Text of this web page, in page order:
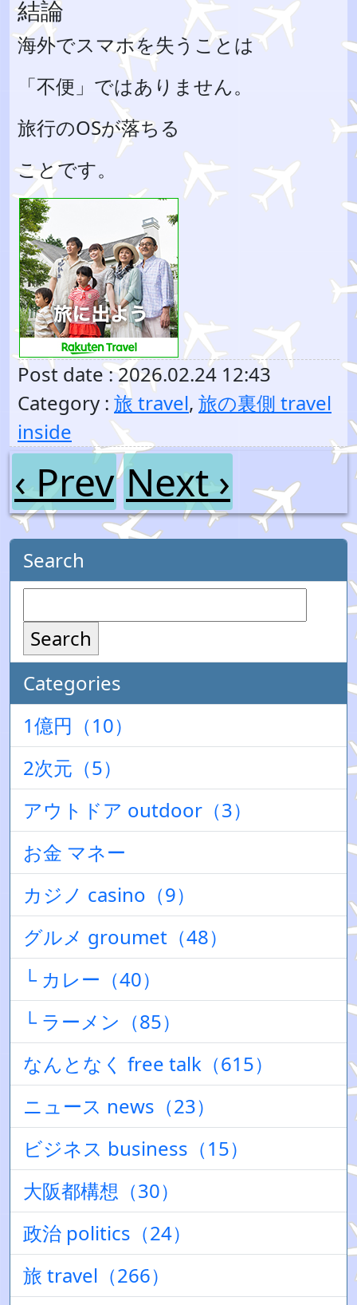
結論
海外でスマホを失うことは
「不便」ではありません。
旅行のOSが落ちる
ことです。
Post date : 2026.02.24 12:43
Category : 旅 travel, 旅の裏側 travel
inside
‹ Prev Next ›
Search
Search
Categories
1億円（10）
2次元（5）
アウトドア outdoor（3）
お金 マネー
カジノ casino（9）
グルメ groumet（48）
└ カレー（40）
└ ラーメン（85）
なんとなく free talk（615）
ニュース news（23）
ビジネス business（15）
大阪都構想（30）
政治 politics（24）
旅 travel（266）